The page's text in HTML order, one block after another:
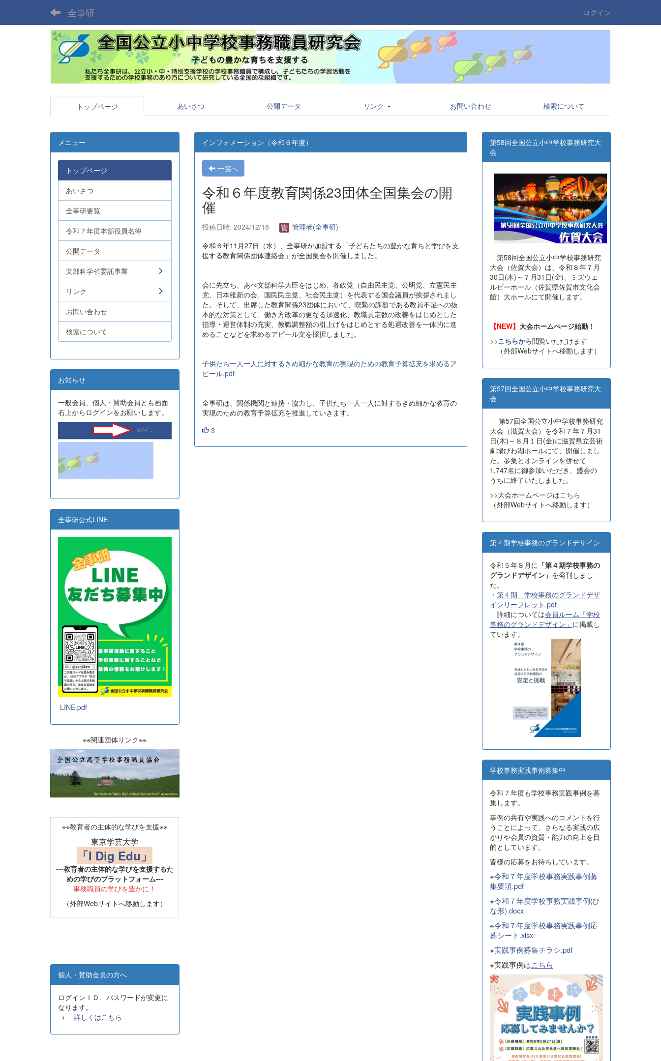
全事研 ログイン
トップページ あいさつ 公開データ リンク お問い合わせ 検索について
インフォメーション（令和６年度）
一覧へ
令和６年度教育関係23団体全国集会の開
催
投稿日時: 2024/12/18
管理者(全事研)
令和６年11月27日（水）、全事研が加盟する「子どもたちの豊かな育ちと学びを支
援する教育関係団体連絡会」が全国集会を開催しました。
会に先立ち、あべ文部科学大臣をはじめ、各政党（自由民主党、公明党、立憲民主
党、日本維新の会、国民民主党、社会民主党）を代表する国会議員が挨拶されまし
た。そして、出席した教育関係23団体において、喫緊の課題である教員不足への抜
本的な対策として、働き方改革の更なる加速化、教職員定数の改善をはじめとした
指導・運営体制の充実、教職調整額の引上げをはじめとする処遇改善を一体的に進
めることなどを求めるアピール文を採択しました。
子供たち一人一人に対するきめ細かな教育の実現のための教育予算拡充を求めるア
ピール.pdf
全事研は、関係機関と連携・協力し、子供たち一人一人に対するきめ細かな教育の
実現のための教育予算拡充を推進していきます。
3
メニュー
トップページ
あいさつ
全事研要覧
令和７年度本部役員名簿
公開データ
文部科学省委託事業
リンク
お問い合わせ
検索について
お知らせ
一般会員、個人・賛助会員とも画面
右上からログインをお願いします。
全事研公式LINE
LINE.pdf
※※関連団体リンク※※
※※教育者の主体的な学びを支援※※
東京学芸大学
「I Dig Edu」
---教育者の主体的な学びを支援するた
めの学びのプラットフォーム---
事務職員の学びを豊かに！
（外部Webサイトへ移動します）
個人・賛助会員の方へ
ログインＩＤ、パスワードが変更に
なります。
→ 詳しくはこちら
第58回全国公立小中学校事務研究大
会
第58回全国公立小中学校事務研究
大会（佐賀大会）は、令和８年７月
30日(木)～７月31日(金)、ミズウェ
ルビーホール（佐賀県佐賀市文化会
館）大ホールにて開催します。
【NEW】 大会ホームぺージ始動！
>>こちらから閲覧いただけます
（外部Webサイトへ移動します）
第57回全国公立小中学校事務研究大
会
第57回全国公立小中学校事務研究
大会（滋賀大会）を令和７年７月31
日(木)～８月１日(金)に滋賀県立芸術
劇場びわ湖ホールにて、開催しまし
た。参集とオンラインを併せて
1,747名に御参加いただき、盛会の
うちに終了いたしました。
>>大会ホームページはこちら
（外部Webサイトへ移動します）
第４期学校事務のグランドデザイン
令和５年８月に 「第４期学校事務の
グランドデザイン」 を発刊しまし
た。
・ 第４期 学校事務のグランドデザ
インリーフレット.pdf
詳細については会員ルーム「学校
事務のグランドデザイン」 に掲載し
ています。
学校事務実践事例募集中
令和７年度も学校事務実践事例を募
集します。
事例の共有や実践へのコメントを行
うことによって、さらなる実践の広
がりや会員の資質・能力の向上を目
的としています。
皆様の応募をお待ちしています。
※令和７年度学校事務実践事例募
集要項.pdf
※令和７年度学校事務実践事例(ひ
な形).docx
※令和７年度学校事務実践事例応
募シート.xlsx
※実践事例募集チラシ.pdf
※実践事例はこちら